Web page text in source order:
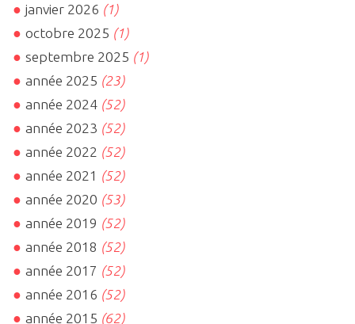
janvier 2026 (1)
octobre 2025 (1)
septembre 2025 (1)
année 2025 (23)
année 2024 (52)
année 2023 (52)
année 2022 (52)
année 2021 (52)
année 2020 (53)
année 2019 (52)
année 2018 (52)
année 2017 (52)
année 2016 (52)
année 2015 (62)